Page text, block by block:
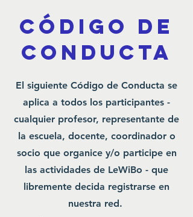
Código de
conducta
El siguiente Código de Conducta se
aplica a todos los participantes -
cualquier profesor, representante de
la escuela, docente, coordinador o
socio que organice y/o participe en
las actividades de LeWiBo - que
libremente decida registrarse en
nuestra red.